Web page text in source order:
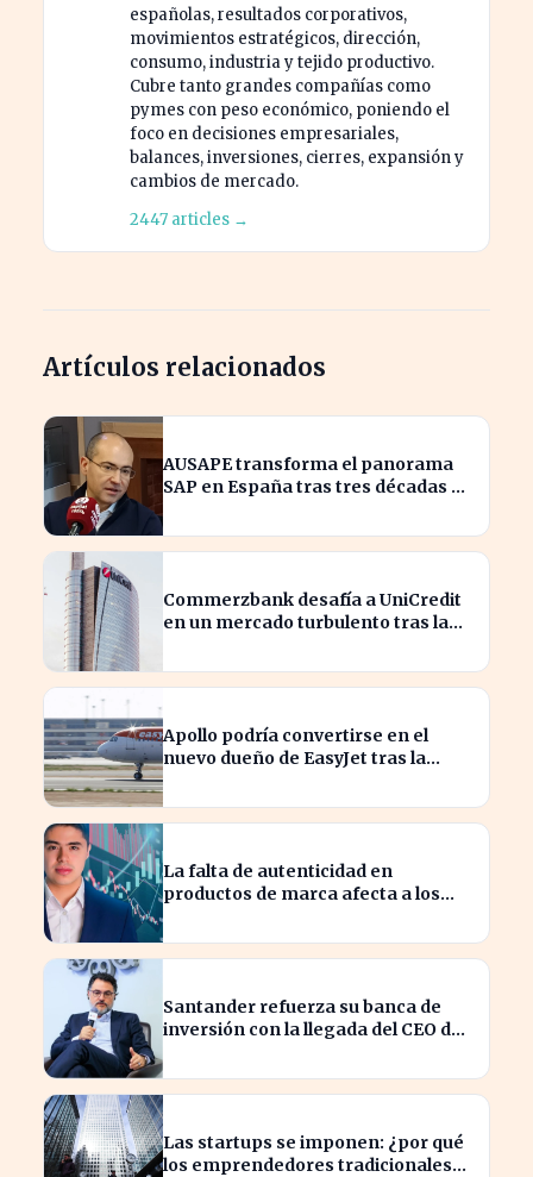
españolas, resultados corporativos,
movimientos estratégicos, dirección,
consumo, industria y tejido productivo.
Cubre tanto grandes compañías como
pymes con peso económico, poniendo el
foco en decisiones empresariales,
balances, inversiones, cierres, expansión y
cambios de mercado.
2447 articles →
Artículos relacionados
AUSAPE transforma el panorama
SAP en España tras tres décadas de
Commerzbank desafía a UniCredit
en un mercado turbulento tras la
Apollo podría convertirse en el
nuevo dueño de EasyJet tras la
La falta de autenticidad en
productos de marca afecta a los
Santander refuerza su banca de
inversión con la llegada del CEO de
Las startups se imponen: ¿por qué
los emprendedores tradicionales